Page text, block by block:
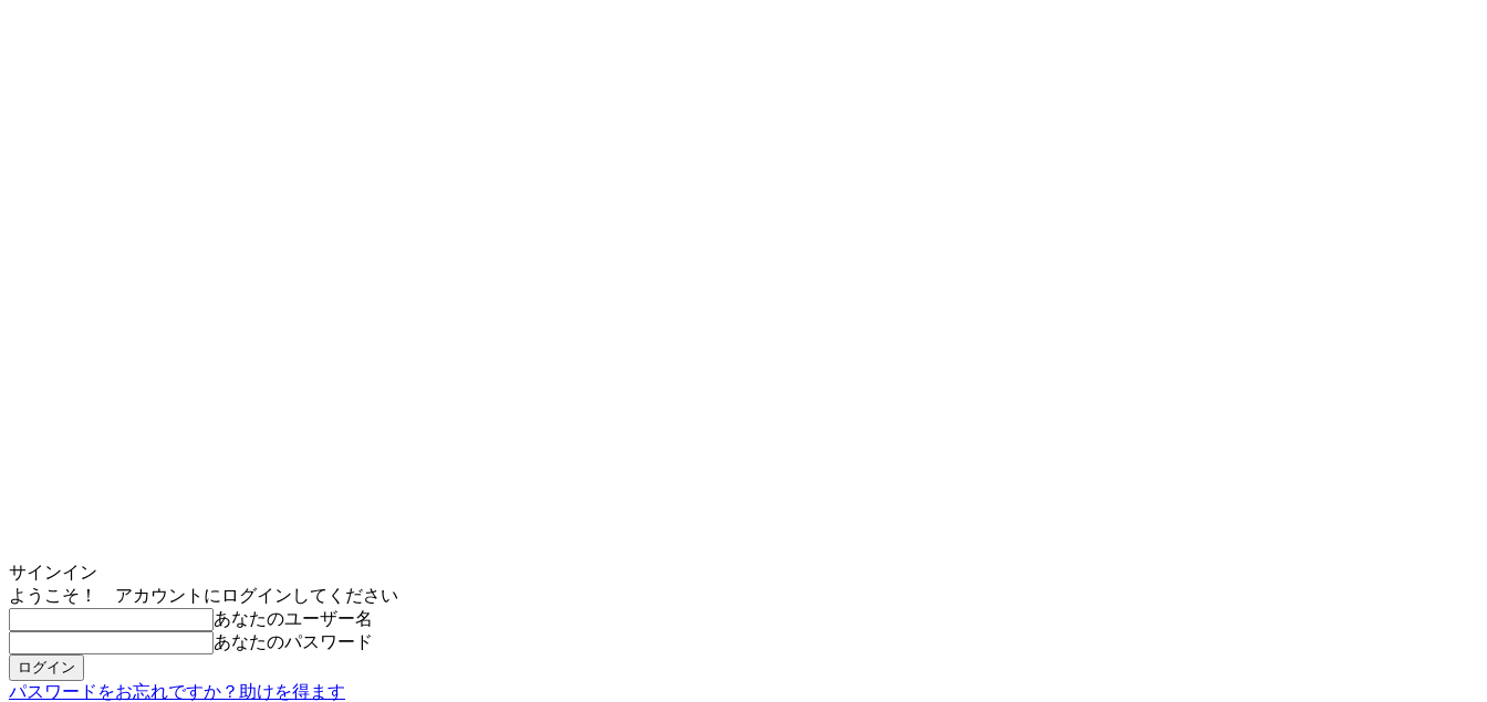
サインイン
ようこそ！ アカウントにログインしてください
あなたのユーザー名
あなたのパスワード
パスワードをお忘れですか？助けを得ます